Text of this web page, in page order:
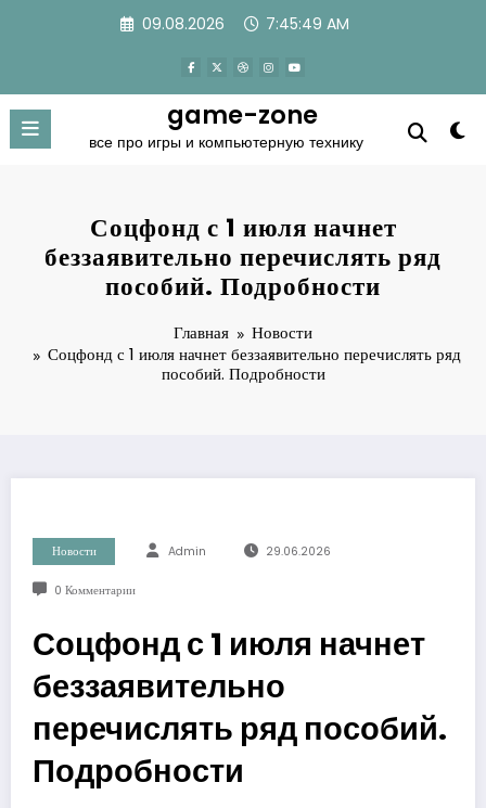
09.08.2026 7:45:49 AM
game-zone
все про игры и компьютерную технику
Соцфонд с 1 июля начнет
беззаявительно перечислять ряд
пособий. Подробности
Главная
Новости
Соцфонд с 1 июля начнет беззаявительно перечислять ряд
пособий. Подробности
Новости Admin 29.06.2026
0 Комментарии
Соцфонд с 1 июля начнет
беззаявительно
перечислять ряд пособий.
Подробности